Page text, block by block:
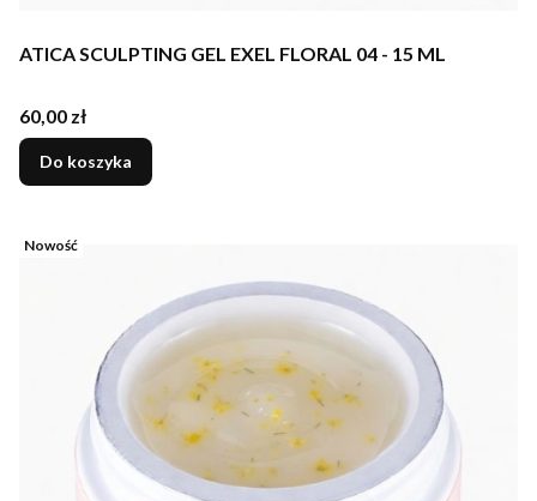
ATICA SCULPTING GEL EXEL FLORAL 04 - 15 ML
Cena
60,00 zł
Do koszyka
Nowość